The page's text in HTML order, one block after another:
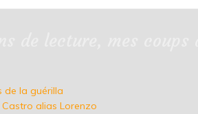
de la guérilla
alias Lorenzo